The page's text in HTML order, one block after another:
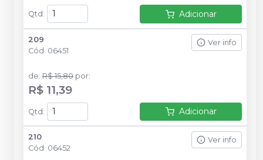
Qtd : Adicionar
209
Cód. 06451
Ver info
de: R$ 15,80 por:
R$ 11,39
Qtd: Adicionar
210
Cód. 06452
Ver info